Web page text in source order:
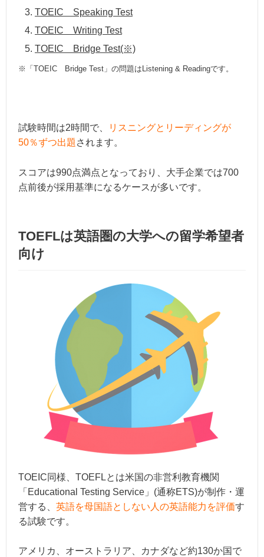
TOEIC Speaking Test
TOEIC Writing Test
TOEIC Bridge Test(※)
※「TOEIC Bridge Test」の問題はListening & Readingです。
試験時間は2時間で、
リスニングとリーディングが
50％ずつ出題 されます。
スコアは990点満点となっており、大手企業では700
点前後が採用基準になるケースが多いです。
TOEFLは英語圏の大学への留学希望者
向け
TOEIC同様、TOEFLとは米国の非営利教育機関
「Educational Testing Service」(通称ETS)が制作・運
営する、 英語を母国語としない人の英語能力を評価す
る試験です。
アメリカ、オーストラリア、カナダなど約130か国で